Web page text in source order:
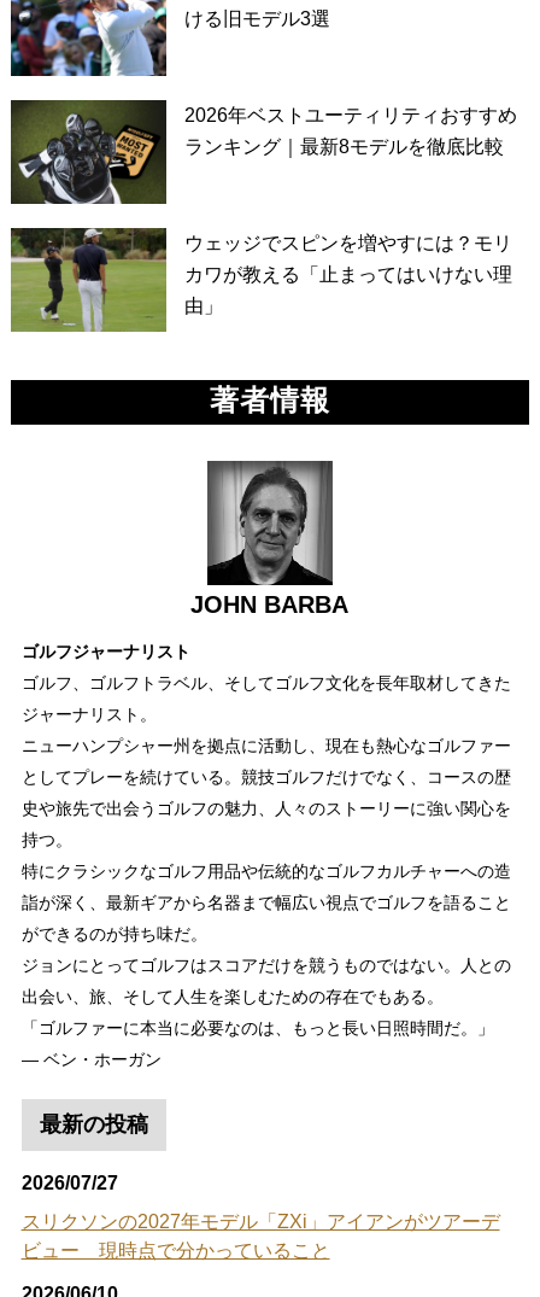
ける旧モデル3選
2026年ベストユーティリティおすすめ
ランキング｜最新8モデルを徹底比較
ウェッジでスピンを増やすには？モリ
カワが教える「止まってはいけない理
由」
著者情報
JOHN BARBA
ゴルフジャーナリスト
ゴルフ、ゴルフトラベル、そしてゴルフ文化を長年取材してきた
ジャーナリスト。
ニューハンプシャー州を拠点に活動し、現在も熱心なゴルファー
としてプレーを続けている。競技ゴルフだけでなく、コースの歴
史や旅先で出会うゴルフの魅力、人々のストーリーに強い関心を
持つ。
特にクラシックなゴルフ用品や伝統的なゴルフカルチャーへの造
詣が深く、最新ギアから名器まで幅広い視点でゴルフを語ること
ができるのが持ち味だ。
ジョンにとってゴルフはスコアだけを競うものではない。人との
出会い、旅、そして人生を楽しむための存在でもある。
「ゴルファーに本当に必要なのは、もっと長い日照時間だ。」
― ベン・ホーガン
最新の投稿
2026/07/27
スリクソンの2027年モデル「ZXi」アイアンがツアーデ
ビュー 現時点で分かっていること